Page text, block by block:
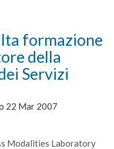
formazione
della
Servizi
22 Mar 2007
Modalities Laboratory